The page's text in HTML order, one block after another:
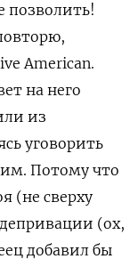
позволить!
American.
на него
из
уговорить
Потому что
(не сверху
(ох,
добавил бы